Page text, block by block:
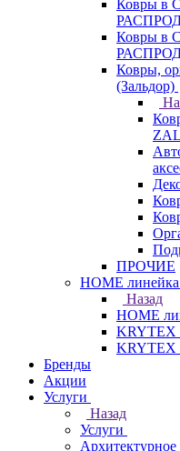
Ковры в
Ковры в
Ковры,
(Зальдор)
ПРОЧИЕ
HOME
Назад
HOME
KRYTEX
KRYTEX
Бренды
Акции
Услуги
Назад
Услуги